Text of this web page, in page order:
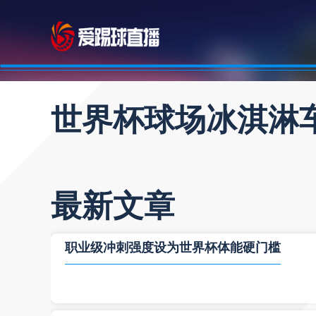
世界杯球场冰淇淋
最新文章
职业级冲刺强度设为世界杯体能硬门槛